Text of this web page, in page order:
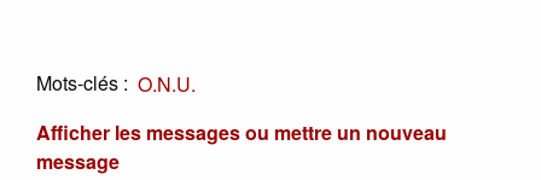
Mots-clés : O.N.U.
Afficher les messages ou mettre un nouveau
message